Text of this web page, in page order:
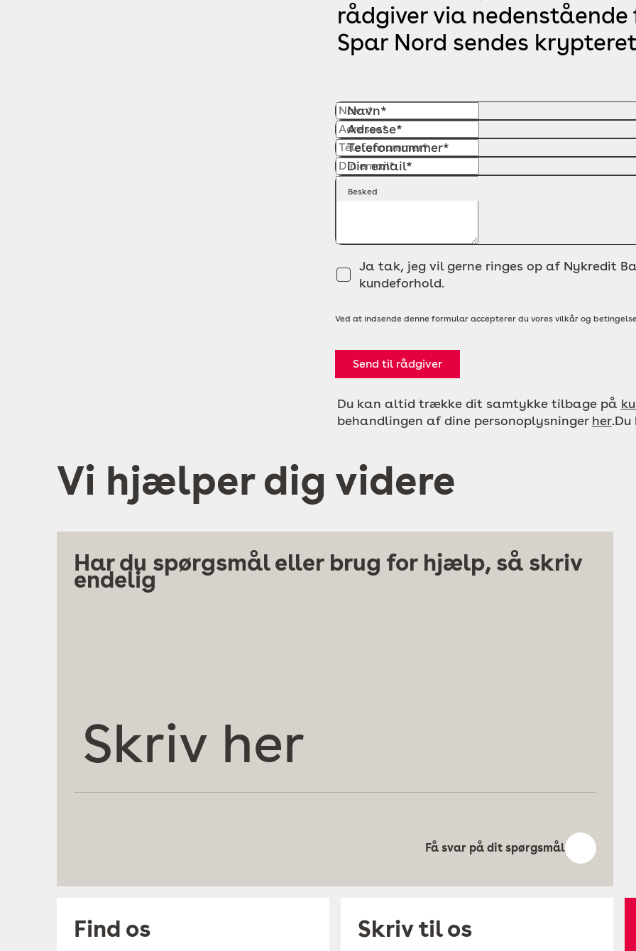
rådgiver via
Spar Nord sendes
Navn*
Adresse*
Telefonnummer*
Din email*
Besked
Ja tak, jeg vil gerne ringes op af Nykredit
kundeforhold.
Ved at indsende denne formular accepterer du vores vilkår og
Send til rådgiver
Du kan altid trække dit samtykke tilbage på
behandlingen af dine personoplysninger her
Vi hjælper dig videre
Har du spørgsmål eller brug for hjælp, så skriv
endelig
Få svar på dit spørgsmål
Find os Skriv til os